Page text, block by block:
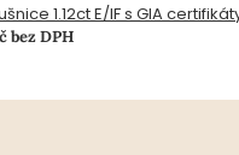
1.12ct E/IF s GIA
bez DPH